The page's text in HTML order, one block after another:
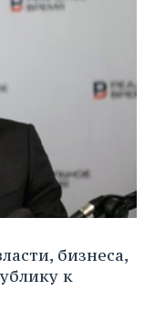
бизнеса,
к